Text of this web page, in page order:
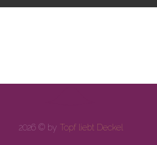
2026 © by Topf liebt Deckel